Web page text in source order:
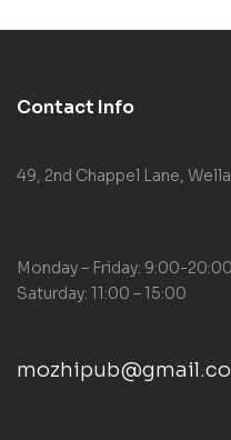
Contact Info
49, 2nd Chappel Lane,
Monday – Friday: 9:00-20:00
Saturday: 11:00 – 15:00